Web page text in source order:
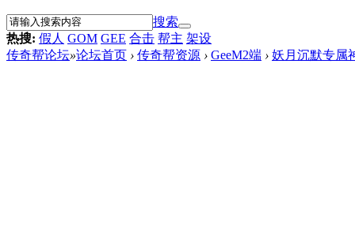
搜索
热搜: 假人 GOM GEE 合击 帮主 架设
传奇帮论坛»论坛首页 › 传奇帮资源 › GeeM2端 › 妖月沉默专属